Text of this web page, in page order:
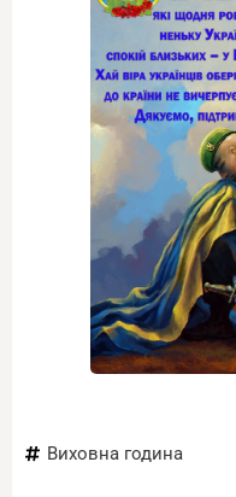
Виховна година